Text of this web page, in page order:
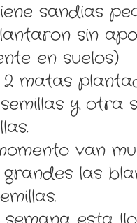
sandias
sin
en suelos)
matas
y otra
van
las